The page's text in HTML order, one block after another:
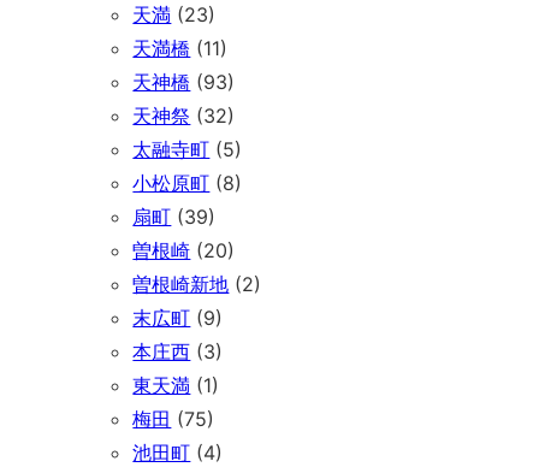
天満 (23)
天満橋 (11)
天神橋 (93)
天神祭 (32)
太融寺町 (5)
小松原町 (8)
扇町 (39)
曽根崎 (20)
曽根崎新地 (2)
末広町 (9)
本庄西 (3)
東天満 (1)
梅田 (75)
池田町 (4)